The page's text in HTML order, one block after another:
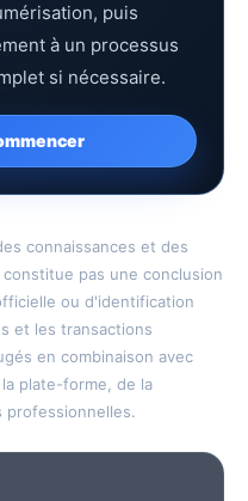
puis
à un processus
si nécessaire.
connaissances et des
pas une conclusion
ou d'identification
et les transactions
en combinaison avec
plate-forme, de la